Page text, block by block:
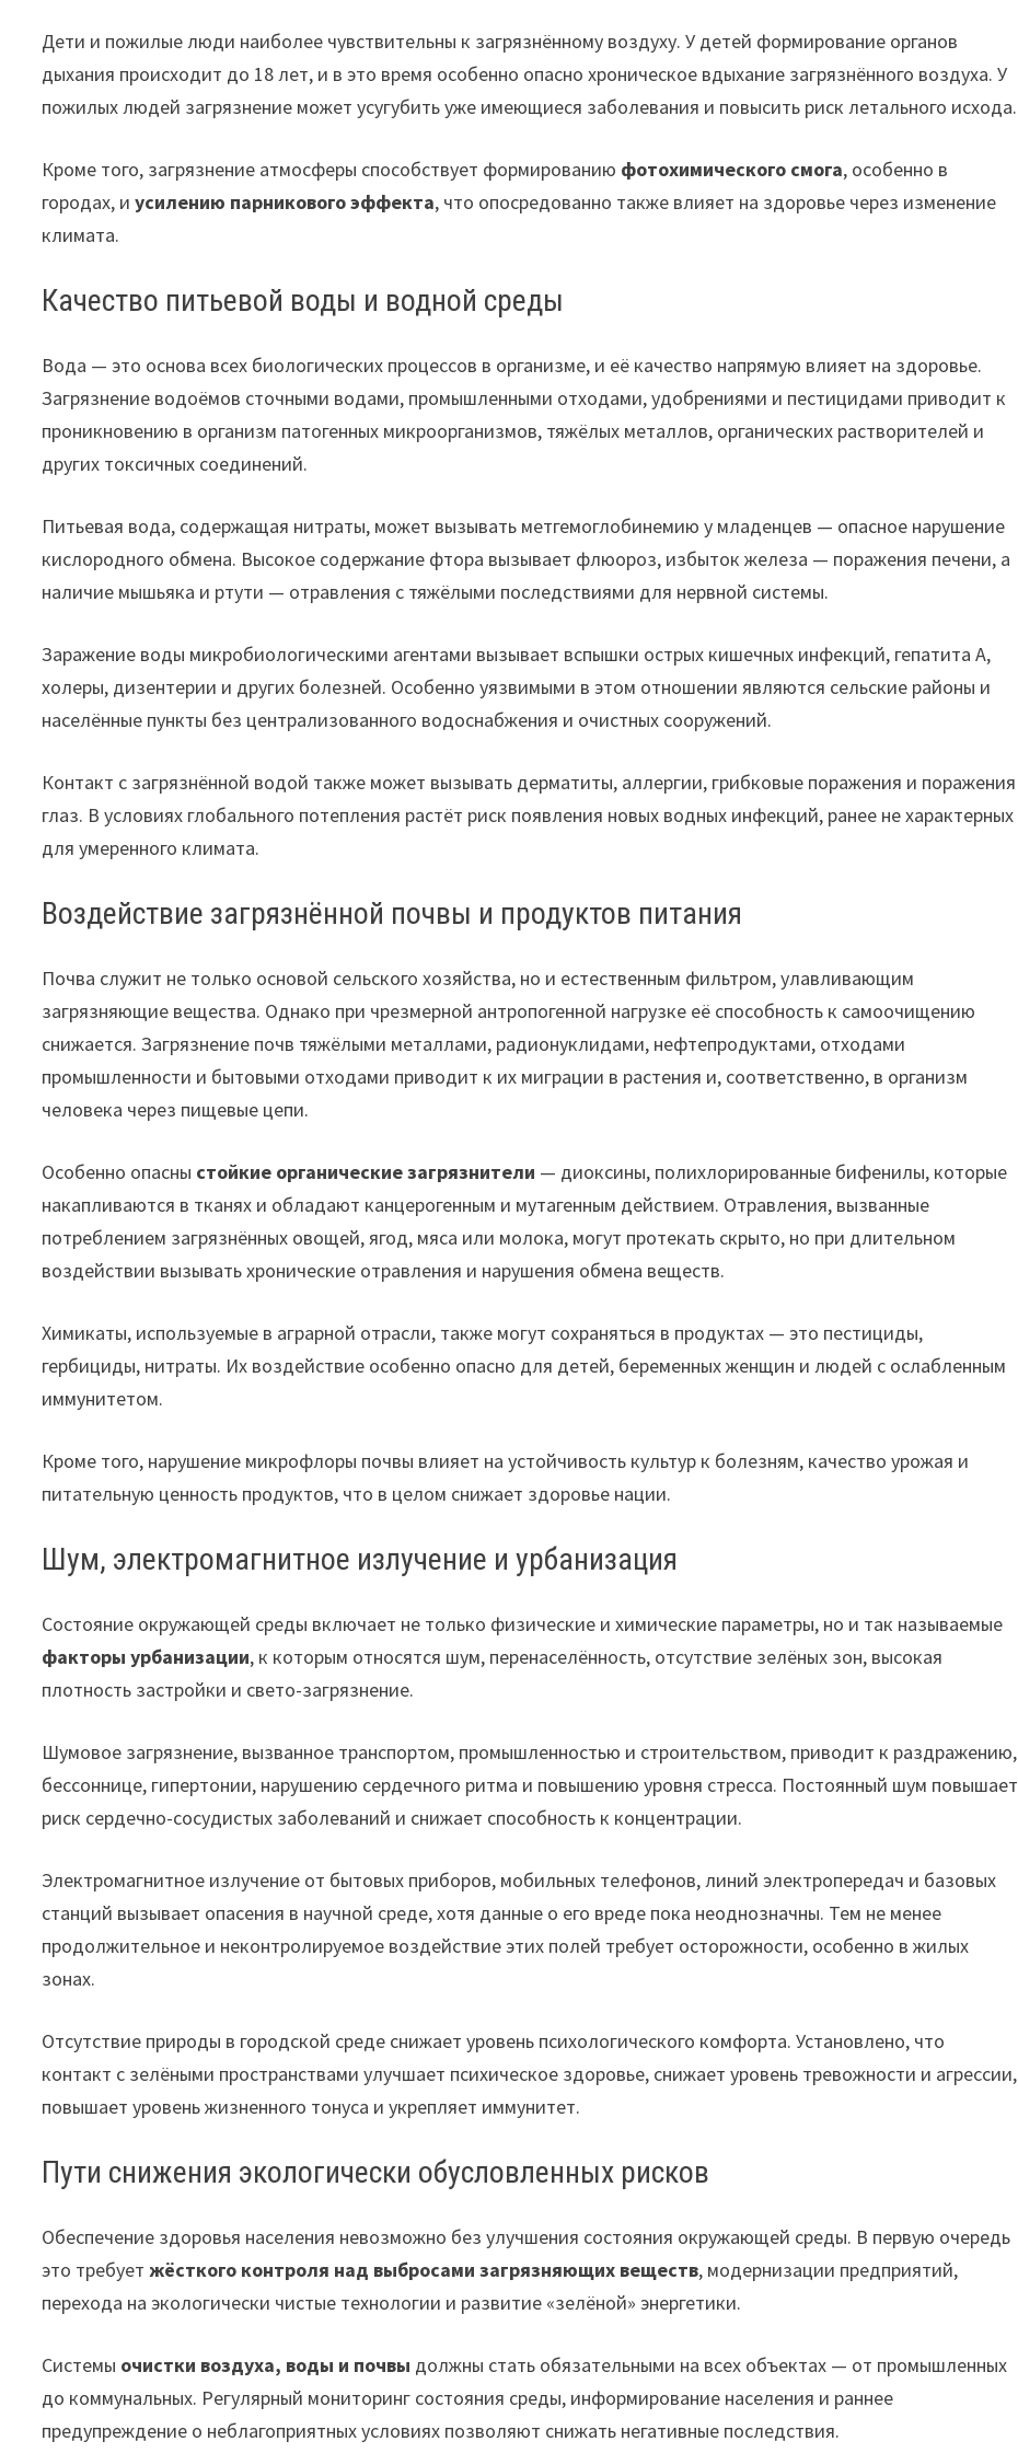
Дети и пожилые люди наиболее чувствительны к загрязнённому воздуху. У детей формирование органов
дыхания происходит до 18 лет, и в это время особенно опасно хроническое вдыхание загрязнённого воздуха. У
пожилых людей загрязнение может усугубить уже имеющиеся заболевания и повысить риск летального исхода.
Кроме того, загрязнение атмосферы способствует формированию фотохимического смога, особенно в
городах, иусилению парникового эффекта, что опосредованно также влияет на здоровье через изменение
климата.
Качество питьевой воды и водной среды
Вода — это основа всех биологических процессов в организме, и её качество напрямую влияет на здоровье.
Загрязнение водоёмов сточными водами, промышленными отходами, удобрениями и пестицидами приводит к
проникновению в организм патогенных микроорганизмов, тяжёлых металлов, органических растворителей и
других токсичных соединений.
Питьевая вода, содержащая нитраты, может вызывать метгемоглобинемию у младенцев — опасное нарушение
кислородного обмена. Высокое содержание фтора вызывает флюороз, избыток железа — поражения печени, а
наличие мышьяка и ртути — отравления с тяжёлыми последствиями для нервной системы.
Заражение воды микробиологическими агентами вызывает вспышки острых кишечных инфекций, гепатита А,
холеры, дизентерии и других болезней. Особенно уязвимыми в этом отношении являются сельские районы и
населённые пункты без централизованного водоснабжения и очистных сооружений.
Контакт с загрязнённой водой также может вызывать дерматиты, аллергии, грибковые поражения и поражения
глаз. В условиях глобального потепления растёт риск появления новых водных инфекций, ранее не характерных
для умеренного климата.
Воздействие загрязнённой почвы и продуктов питания
Почва служит не только основой сельского хозяйства, но и естественным фильтром, улавливающим
загрязняющие вещества. Однако при чрезмерной антропогенной нагрузке её способность к самоочищению
снижается. Загрязнение почв тяжёлыми металлами, радионуклидами, нефтепродуктами, отходами
промышленности и бытовыми отходами приводит к их миграции в растения и, соответственно, в организм
человека через пищевые цепи.
Особенно опасны стойкие органические загрязнители — диоксины, полихлорированные бифенилы, которые
накапливаются в тканях и обладают канцерогенным и мутагенным действием. Отравления, вызванные
потреблением загрязнённых овощей, ягод, мяса или молока, могут протекать скрыто, но при длительном
воздействии вызывать хронические отравления и нарушения обмена веществ.
Химикаты, используемые в аграрной отрасли, также могут сохраняться в продуктах — это пестициды,
гербициды, нитраты. Их воздействие особенно опасно для детей, беременных женщин и людей с ослабленным
иммунитетом.
Кроме того, нарушение микрофлоры почвы влияет на устойчивость культур к болезням, качество урожая и
питательную ценность продуктов, что в целом снижает здоровье нации.
Шум, электромагнитное излучение и урбанизация
Состояние окружающей среды включает не только физические и химические параметры, но и так называемые
факторы урбанизации, к которым относятся шум, перенаселённость, отсутствие зелёных зон, высокая
плотность застройки и свето-загрязнение.
Шумовое загрязнение, вызванное транспортом, промышленностью и строительством, приводит к раздражению,
бессоннице, гипертонии, нарушению сердечного ритма и повышению уровня стресса. Постоянный шум повышает
риск сердечно-сосудистых заболеваний и снижает способность к концентрации.
Электромагнитное излучение от бытовых приборов, мобильных телефонов, линий электропередач и базовых
станций вызывает опасения в научной среде, хотя данные о его вреде пока неоднозначны. Тем не менее
продолжительное и неконтролируемое воздействие этих полей требует осторожности, особенно в жилых
зонах.
Отсутствие природы в городской среде снижает уровень психологического комфорта. Установлено, что
контакт с зелёными пространствами улучшает психическое здоровье, снижает уровень тревожности и агрессии,
повышает уровень жизненного тонуса и укрепляет иммунитет.
Пути снижения экологически обусловленных рисков
Обеспечение здоровья населения невозможно без улучшения состояния окружающей среды. В первую очередь
это требуетжёсткого контроля над выбросами загрязняющих веществ, модернизации предприятий,
перехода на экологически чистые технологии и развитие «зелёной» энергетики.
Системы очистки воздуха, воды и почвы должны стать обязательными на всех объектах — от промышленных
до коммунальных. Регулярный мониторинг состояния среды, информирование населения и раннее
предупреждение о неблагоприятных условиях позволяют снижать негативные последствия.